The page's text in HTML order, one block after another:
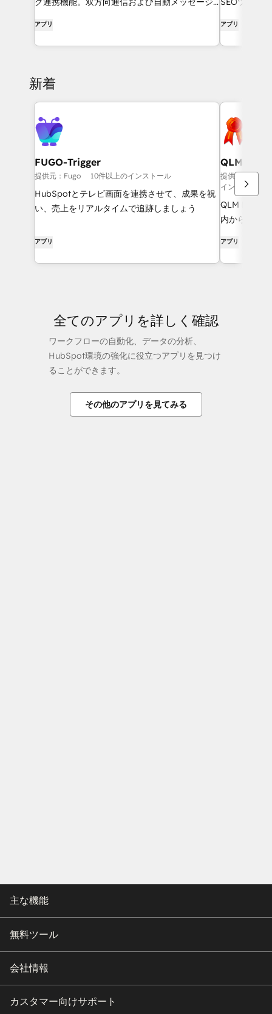
アプリ アプリ
新着
FUGO-Trigger
提供元：Fugo 10件以上のインストール
HubSpotとテレビ画面を連携させて、成果を祝
い、売上をリアルタイムで追跡しましょう
アプリ
QLM CRM
提供元：
インストール
QLM
内から直接
ライセンス
ポータル内
アプリ
全てのアプリを詳しく確認
ワークフローの自動化、データの分析、
HubSpot環境の強化に役立つアプリを見つけ
ることができます。
その他のアプリを見てみる
主な機能
無料ツール
会社情報
カスタマー向けサポート